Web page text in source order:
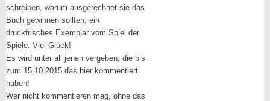
schreiben, warum ausgerechnet sie das
Buch gewinnen sollten, ein
druckfrisches Exemplar vom Spiel der
Spiele. Viel Glück!
Es wird unter all jenen vergeben, die bis
zum 15.10.2015 das hier kommentiert
haben!
Wer nicht kommentieren mag, ohne das